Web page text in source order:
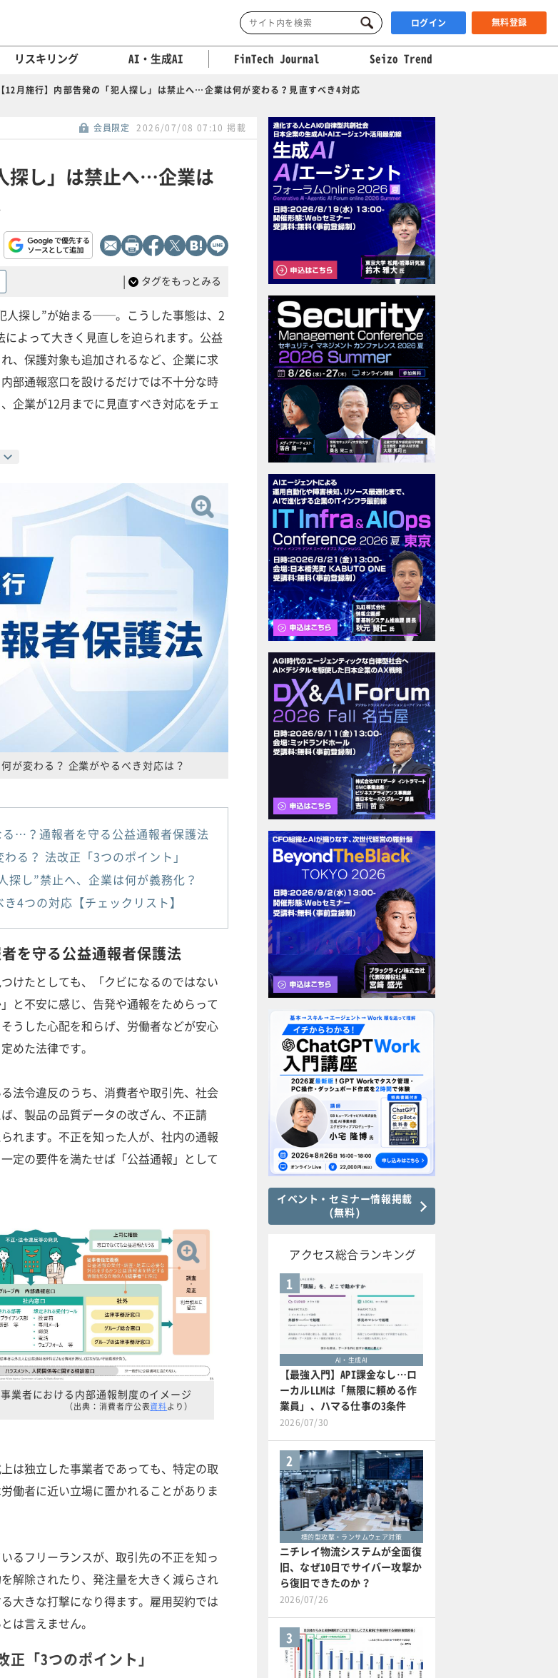
ログイン 無料登録
リスキリング AI・生成AI FinTech Journal Seizo Trend
【12月施行】内部告発の「犯人探し」は禁止へ…企業は何が変わる？見直すべき4対応
会員限定 2026/07/08 07:10 掲載
探し」は禁止へ…企業は
| タグをもっとみる
人探し”が始まる──。こうした事態は、2
よって大きく見直しを迫られます。公益
、保護対象も追加されるなど、企業に求
部通報窓口を設けるだけでは不十分な時
企業が12月までに見直すべき対応をチェ
が変わる？ 企業がやるべき対応は？
…？通報者を守る公益通報者保護法
る？ 法改正「3つのポイント」
探し”禁止へ、企業は何が義務化？
4つの対応【チェックリスト】
を守る公益通報者保護法
けたとしても、「クビになるのではない
と不安に感じ、告発や通報をためらって
うした心配を和らげ、労働者などが安心
めた法律です。
法令違反のうち、消費者や取引先、社会
、製品の品質データの改ざん、不正請
れます。不正を知った人が、社内の通報
定の要件を満たせば「公益通報」として
事業者における内部通報制度のイメージ
（出典：消費者庁公表資料より）
は独立した事業者であっても、特定の取
働者に近い立場に置かれることがありま
るフリーランスが、取引先の不正を知っ
解除されたり、発注量を大きく減らされ
大きな打撃になり得ます。雇用契約では
は言えません。
正「3つのポイント」
イベント・セミナー情報掲載
(無料)
アクセス総合ランキング
1
AI・生成AI
【最強入門】API課金なし…ロ
ーカルLLMは「無限に頼める作
業員」、ハマる仕事の3条件
2026/07/30
2
標的型攻撃・ランサムウェア対策
ニチレイ物流システムが全面復
旧、なぜ10日でサイバー攻撃か
ら復旧できたのか？
2026/07/26
3